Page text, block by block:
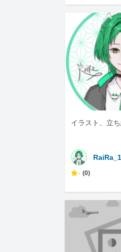
イラスト、立
- (0)